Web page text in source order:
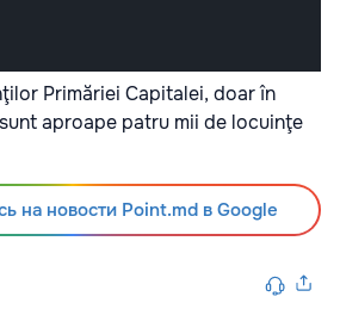
Primăriei Capitalei, doar în
aproape patru mii de locuinţe
на новости Point.md в Google